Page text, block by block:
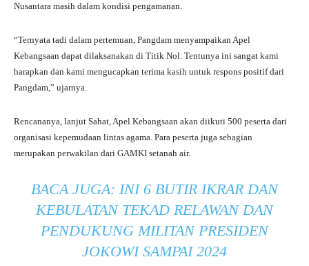
Nusantara masih dalam kondisi pengamanan.
“Ternyata tadi dalam pertemuan, Pangdam menyampaikan Apel
Kebangsaan dapat dilaksanakan di Titik Nol. Tentunya ini sangat kami
harapkan dan kami mengucapkan terima kasih untuk respons positif dari
Pangdam,” ujarnya.
Rencananya, lanjut Sahat, Apel Kebangsaan akan diikuti 500 peserta dari
organisasi kepemudaan lintas agama. Para peserta juga sebagian
merupakan perwakilan dari GAMKI setanah air.
BACA JUGA: INI 6 BUTIR IKRAR DAN
KEBULATAN TEKAD RELAWAN DAN
PENDUKUNG MILITAN PRESIDEN
JOKOWI SAMPAI 2024